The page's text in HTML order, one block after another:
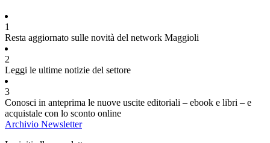
1
Resta aggiornato sulle novità del network Maggioli
2
Leggi le ultime notizie del settore
3
Conosci in anteprima le nuove uscite editoriali – ebook e libri – e
acquistale con lo sconto online
Archivio Newsletter